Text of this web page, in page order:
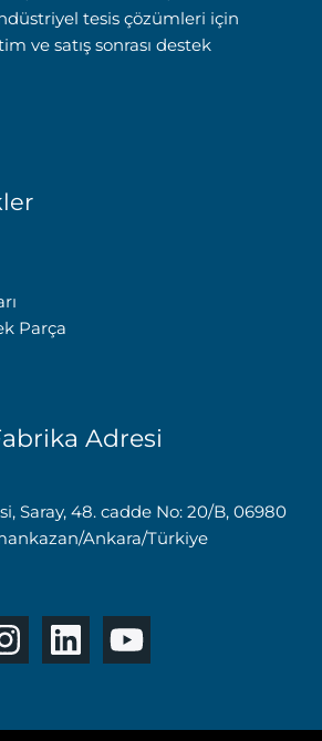
tesis çözümleri için
ve satış sonrası destek
Parça
Adresi
Saray, 48. cadde No: 20/B, 06980
Ankara/Türkiye